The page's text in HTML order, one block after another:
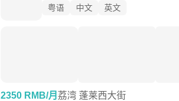
粤语 中文 英文
2350 RMB/月 荔湾 蓬莱西大街